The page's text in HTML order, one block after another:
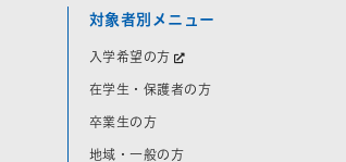
対象者別メニュー
入学希望の方
在学生・保護者の方
卒業生の方
地域・一般の方